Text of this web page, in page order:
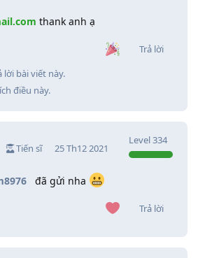
thank anh ạ
Trả lời
lời bài viết này.
điều này.
Tiến sĩ
Level334
25 Th12 2021
đã gửi nha
Trả lời